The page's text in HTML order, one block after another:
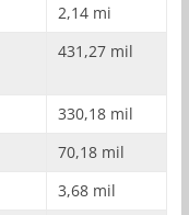
2,14 mi
431,27 mil
330,18 mil
70,18 mil
3,68 mil